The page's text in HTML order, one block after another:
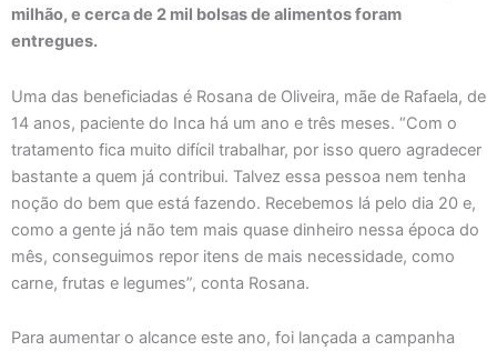
milhão, e cerca de 2 mil bolsas de alimentos foram
entregues.
Uma das beneficiadas é Rosana de Oliveira, mãe de Rafaela, de
14 anos, paciente do Inca há um ano e três meses. “Com o
tratamento fica muito difícil trabalhar, por isso quero agradecer
bastante a quem já contribui. Talvez essa pessoa nem tenha
noção do bem que está fazendo. Recebemos lá pelo dia 20 e,
como a gente já não tem mais quase dinheiro nessa época do
mês, conseguimos repor itens de mais necessidade, como
carne, frutas e legumes”, conta Rosana.
Para aumentar o alcance este ano, foi lançada a campanha